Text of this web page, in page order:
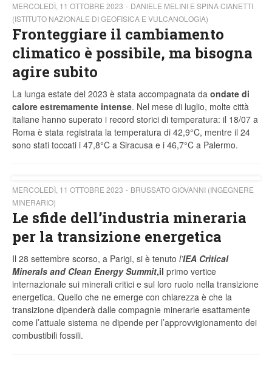
MERCOLEDÌ, 11 OTTOBRE 2023
DANIELE MELINI E SPINA CIANETTI
(ISTITUTO NAZIONALE DI GEOFISICA E VULCANOLOGIA)
Fronteggiare il cambiamento
climatico è possibile, ma bisogna
agire subito
La lunga estate del 2023 è stata accompagnata da ondate di
calore estremamente intense. Nel mese di luglio, molte città
italiane hanno superato i record storici di temperatura: il 18/07 a
Roma è stata registrata la temperatura di 42,9°C, mentre il 24
sono stati toccati i 47,8°C a Siracusa e i 46,7°C a Palermo.
MERCOLEDÌ, 11 OTTOBRE 2023
BRUSSATO GIOVANNI (INGEGNERE
MINERARIO)
Le sfide dell’industria mineraria
per la transizione energetica
Il 28 settembre scorso, a Parigi, si è tenuto l’IEA Critical
Minerals and Clean Energy Summit,il primo vertice
internazionale sui minerali critici e sul loro ruolo nella transizione
energetica. Quello che ne emerge con chiarezza è che la
transizione dipenderà dalle compagnie minerarie esattamente
come l’attuale sistema ne dipende per l’approvvigionamento dei
combustibili fossili.